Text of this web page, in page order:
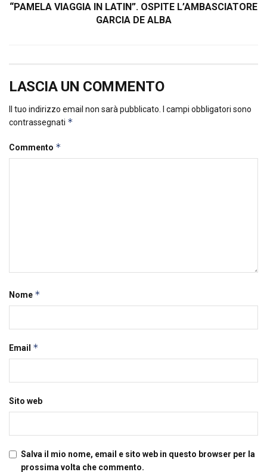
“PAMELA VIAGGIA IN LATIN”. OSPITE L’AMBASCIATORE
GARCIA DE ALBA
LASCIA UN COMMENTO
Il tuo indirizzo email non sarà pubblicato.
I campi obbligatori sono
contrassegnati *
Commento *
Nome *
Email *
Sito web
Salva il mio nome, email e sito web in questo browser per la
prossima volta che commento.